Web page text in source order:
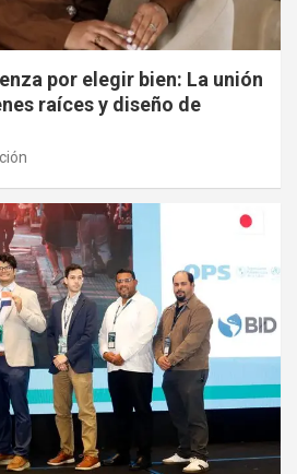
por elegir bien: La unión
raíces y diseño de